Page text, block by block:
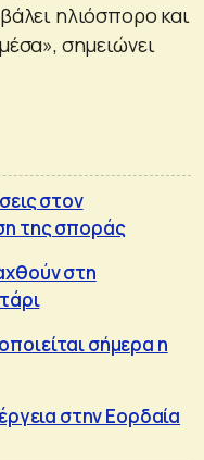
ηλιόσπορο και
σημειώνει
στον
της σποράς
στη
σήμερα η
στην Εορδαία